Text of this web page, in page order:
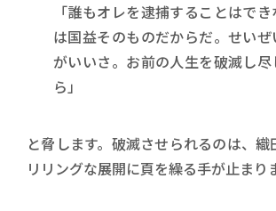
「誰もオレを逮捕することはで
は国益そのものだからだ。せいぜ
がいいさ。お前の人生を破滅し
ら」
と脅します。破滅させられるのは、
リリングな展開に頁を繰る手が止まり